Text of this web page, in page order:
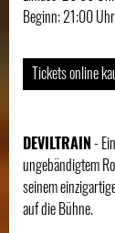
Beginn: 21:00 Uhr
Tickets online
DEVILTRAIN-
ungebändigtem
seinem
auf die Bühne.